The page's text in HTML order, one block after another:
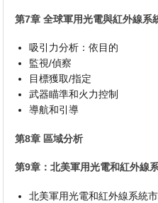
第7章 全球軍用光電與紅外線系
吸引力分析：依目的
監視/偵察
目標獲取/指定
武器瞄準和火力控制
導航和引導
第8章 區域分析
第9章：北美軍用光電和紅外線
北美軍用光電和紅外線系統